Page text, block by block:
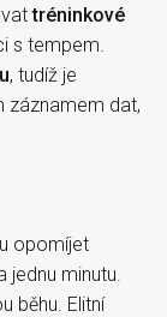
tréninkové
s tempem.
, tudíž je
záznamem dat,
opomíjet
minutu.
běhu. Elitní